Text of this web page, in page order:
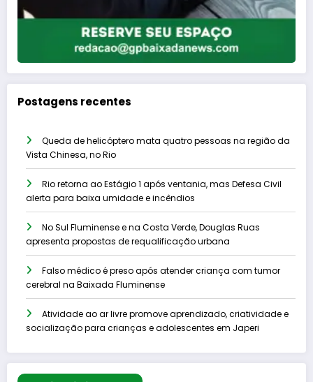
Postagens recentes
Queda de helicóptero mata quatro pessoas na região da
Vista Chinesa, no Rio
Rio retorna ao Estágio 1 após ventania, mas Defesa Civil
alerta para baixa umidade e incêndios
No Sul Fluminense e na Costa Verde, Douglas Ruas
apresenta propostas de requalificação urbana
Falso médico é preso após atender criança com tumor
cerebral na Baixada Fluminense
Atividade ao ar livre promove aprendizado, criatividade e
socialização para crianças e adolescentes em Japeri